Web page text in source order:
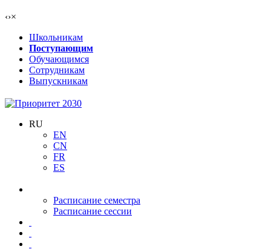
‹›×
Школьникам
Поступающим
Обучающимся
Сотрудникам
Выпускникам
RU
EN
CN
FR
ES
Расписание семестра
Расписание сессии